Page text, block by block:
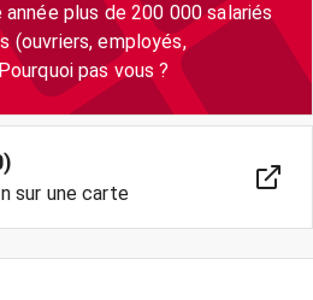
plus de 200 000 salariés
(ouvriers, employés,
pas vous ?
sur une carte